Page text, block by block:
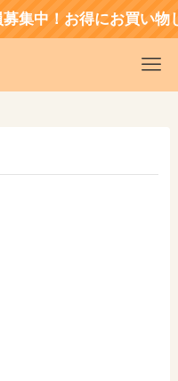
集中！お得にお買い物